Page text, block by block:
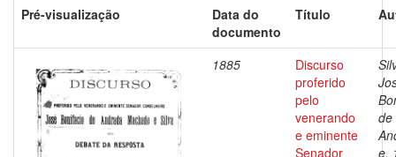
Pré-visualização
Data do
documento
Título
1885
Discurso
proferido
pelo
venerando
e eminente
Senador
de
e,